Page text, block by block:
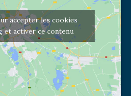
accepter les cookies
et activer ce contenu